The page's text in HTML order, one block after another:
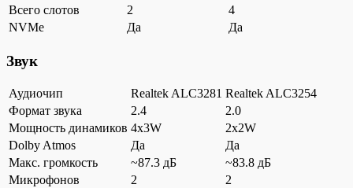
Всего слотов 2
4
NVMe
Да Да
Звук
Аудиочип Realtek ALC3281 Realtek ALC3254
Формат звука
2.4
2.0
Мощность динамиков 4x3W
2x2W
Dolby Atmos
Да
Да
Макс. громкость
~87.3 дБ
~83.8 дБ
Микрофонов
2 2